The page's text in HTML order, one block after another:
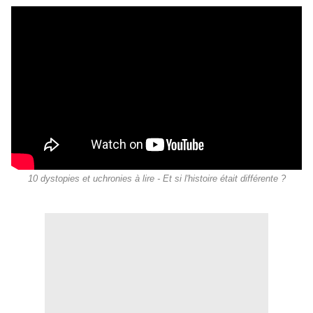
10 dystopies et uchronies à lire - Et si l'histoire était différente ?